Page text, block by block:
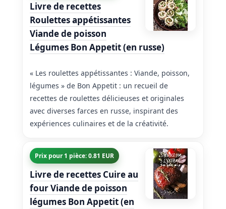
Livre de recettes
Roulettes appétissantes
Viande de poisson
Légumes Bon Appetit (en russe)
« Les roulettes appétissantes : Viande, poisson,
légumes » de Bon Appetit : un recueil de
recettes de roulettes délicieuses et originales
avec diverses farces en russe, inspirant des
expériences culinaires et de la créativité.
Prix pour 1 pièce: 0.81 EUR
Livre de recettes Cuire au
four Viande de poisson
légumes Bon Appetit (en